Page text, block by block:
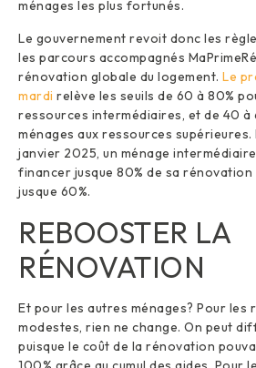
ménages les plus fortunés.
Le gouvernement revoit donc les
les parcours accompagnés
rénovation globale du logement. Le
mardi relève les seuils de 60 à 80%
ressources intermédiaires, et de 40 à
ménages aux ressources supérieures.
janvier 2025, un ménage
financer jusque 80% de sa rénovation
jusque 60%.
REBOOSTER LA
RÉNOVATION
Et pour les autres ménages? Pour les
modestes, rien ne change. On peut
puisque le coût de la rénovation